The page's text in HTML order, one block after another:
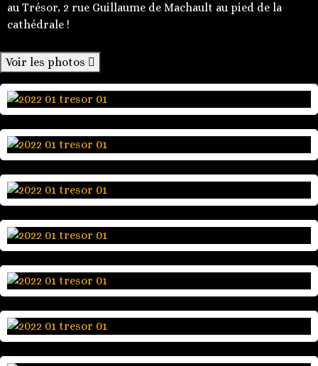
au Trésor, 2 rue Guillaume de Machault au pied de la
cathédrale !
Voir les photos